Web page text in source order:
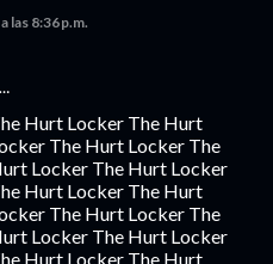
las 8:36 p.m.
Hurt Locker The Hurt
The Hurt Locker The
Locker The Hurt Locker
Hurt Locker The Hurt
The Hurt Locker The
Locker The Hurt Locker
Hurt Locker The Hurt